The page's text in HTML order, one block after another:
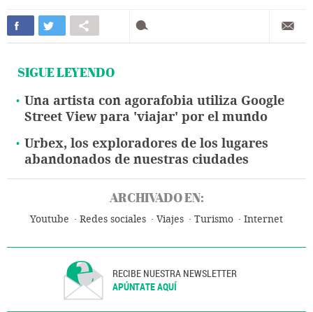
SIGUE LEYENDO
Una artista con agorafobia utiliza Google
Street View para 'viajar' por el mundo
Urbex, los exploradores de los lugares
abandonados de nuestras ciudades
ARCHIVADO EN:
Youtube Redes sociales Viajes Turismo Internet
RECIBE NUESTRA NEWSLETTER
APÚNTATE AQUÍ